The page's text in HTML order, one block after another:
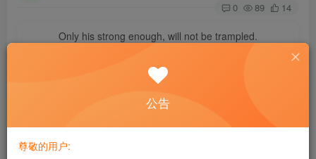
0 89 14
Only his strong enough, will not be trampled.
，也许会看到你小时在家门口的照
公告
尊敬的用户: